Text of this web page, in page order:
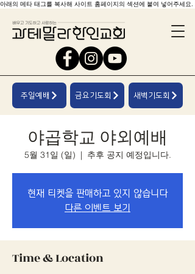
아래의 메타 태그를 복사해 사이트 홈페이지의 섹션에 붙여 넣어주세요.
주일예배 금요기도회 새벽기도회
야곱학교 야외예배
5월 31일 (일)
  |
추후 공지 예정입니다.
현재 티켓을 판매하고 있지 않습니다
다른 이벤트 보기
Time & Location